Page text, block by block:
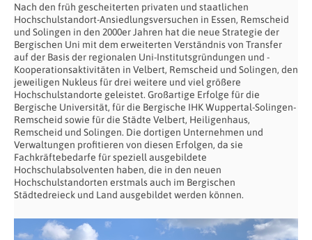
Nach den früh gescheiterten privaten und staatlichen
Hochschulstandort-Ansiedlungsversuchen in Essen, Remscheid
und Solingen in den 2000er Jahren hat die neue Strategie der
Bergischen Uni mit dem erweiterten Verständnis von Transfer
auf der Basis der regionalen Uni-Institutsgründungen und -
Kooperationsaktivitäten in Velbert, Remscheid und Solingen, den
jeweiligen Nukleus für drei weitere und viel größere
Hochschulstandorte geleistet. Großartige Erfolge für die
Bergische Universität, für die Bergische IHK Wuppertal-Solingen-
Remscheid sowie für die Städte Velbert, Heiligenhaus,
Remscheid und Solingen. Die dortigen Unternehmen und
Verwaltungen profitieren von diesen Erfolgen, da sie
Fachkräftebedarfe für speziell ausgebildete
Hochschulabsolventen haben, die in den neuen
Hochschulstandorten erstmals auch im Bergischen
Städtedreieck und Land ausgebildet werden können.